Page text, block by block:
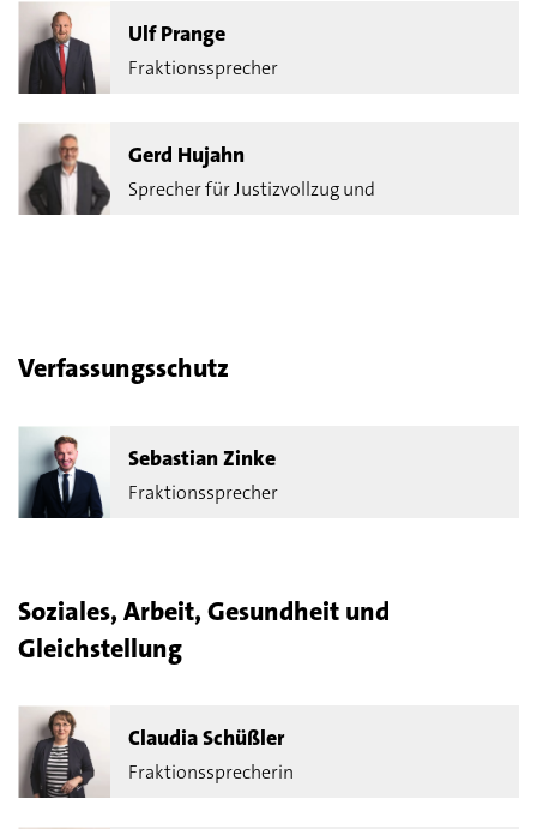
Ulf Prange
Fraktionssprecher
Gerd Hujahn
Sprecher für Justizvollzug und
Verfassungsschutz
Sebastian Zinke
Fraktionssprecher
Soziales, Arbeit, Gesundheit und
Gleichstellung
Claudia Schüßler
Fraktionssprecherin